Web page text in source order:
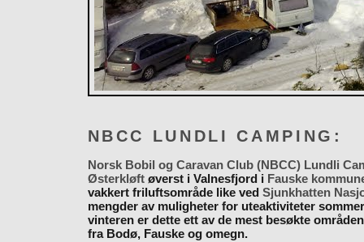
NBCC LUNDLI CAMPING:
Norsk Bobil og Caravan Club (NBCC) Lundli
Østerkløftøverst i Valnesfjord i Fauske
vakkert friluftsområde like ved Sjunkhatten
mengder av muligheter for uteaktiviteter
vinteren er dette ett av de mest besøkte
fra Bodø, Fauske og omegn.